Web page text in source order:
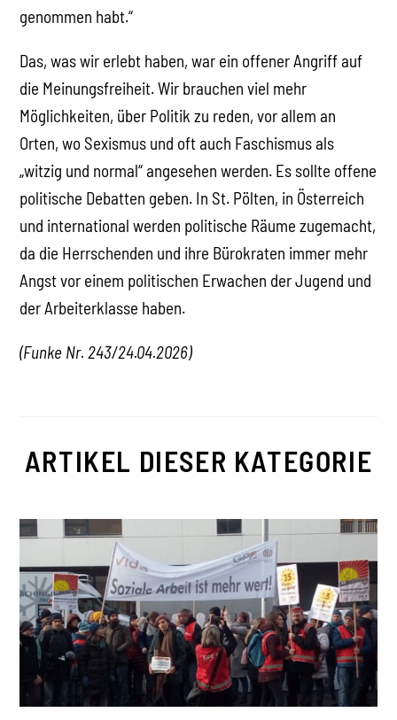
genommen habt.“
Das, was wir erlebt haben, war ein offener Angriff auf
die Meinungsfreiheit. Wir brauchen viel mehr
Möglichkeiten, über Politik zu reden, vor allem an
Orten, wo Sexismus und oft auch Faschismus als
„witzig und normal“ angesehen werden. Es sollte offene
politische Debatten geben. In St. Pölten, in Österreich
und international werden politische Räume zugemacht,
da die Herrschenden und ihre Bürokraten immer mehr
Angst vor einem politischen Erwachen der Jugend und
der Arbeiterklasse haben.
(Funke Nr. 243/24.04.2026)
ARTIKEL DIESER KATEGORIE